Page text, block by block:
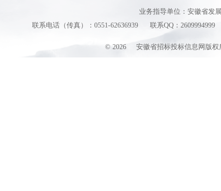
业务指导单位：安徽省发
联系电话（传真）：0551-62636939
联系QQ：2609994999
© 2026 安徽省招标投标信息网版